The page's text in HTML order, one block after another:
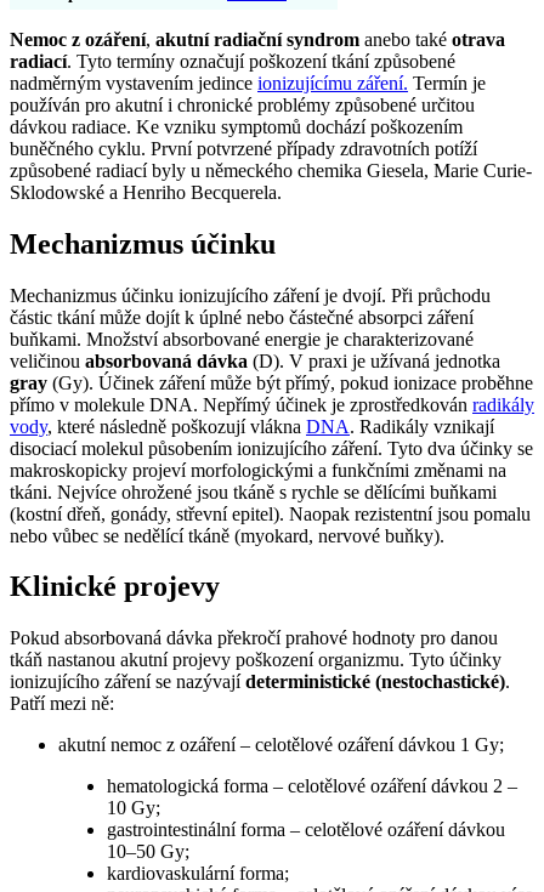
Nemoc z ozáření, akutní radiační syndrom anebo také otrava
radiací. Tyto termíny označují poškození tkání způsobené
nadměrným vystavením jedince ionizujícímu záření. Termín je
používán pro akutní i chronické problémy způsobené určitou
dávkou radiace. Ke vzniku symptomů dochází poškozením
buněčného cyklu. První potvrzené případy zdravotních potíží
způsobené radiací byly u německého chemika Giesela, Marie Curie-
Sklodowské a Henriho Becquerela.
Mechanizmus účinku
Mechanizmus účinku ionizujícího záření je dvojí. Při průchodu
částic tkání může dojít k úplné nebo částečné absorpci záření
buňkami. Množství absorbované energie je charakterizované
veličinou absorbovaná dávka (D). V praxi je užívaná jednotka
gray (Gy). Účinek záření může být přímý, pokud ionizace proběhne
přímo v molekule DNA. Nepřímý účinek je zprostředkován radikály
vody, které následně poškozují vlákna DNA. Radikály vznikají
disociací molekul působením ionizujícího záření. Tyto dva účinky se
makroskopicky projeví morfologickými a funkčními změnami na
tkáni. Nejvíce ohrožené jsou tkáně s rychle se dělícími buňkami
(kostní dřeň, gonády, střevní epitel). Naopak rezistentní jsou pomalu
nebo vůbec se nedělící tkáně (myokard, nervové buňky).
Klinické projevy
Pokud absorbovaná dávka překročí prahové hodnoty pro danou
tkáň nastanou akutní projevy poškození organizmu. Tyto účinky
ionizujícího záření se nazývajídeterministické (nestochastické).
Patří mezi ně:
akutní nemoc z ozáření – celotělové ozáření dávkou 1 Gy;
hematologická forma – celotělové ozáření dávkou 2 –
10 Gy;
gastrointestinální forma – celotělové ozáření dávkou
10–50 Gy;
kardiovaskulární forma;